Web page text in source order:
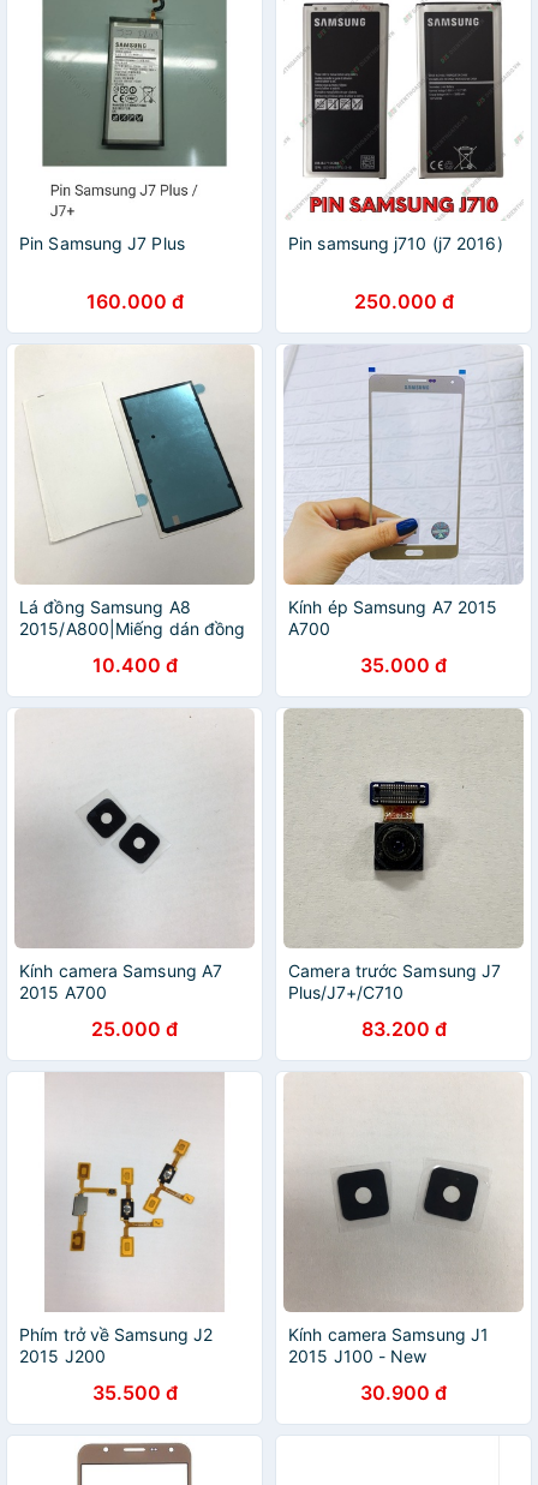
Pin Samsung J7 Plus
160.000 đ
Pin samsung j710 (j7 2016)
250.000 đ
Lá đồng Samsung A8
2015/A800|Miếng dán đồng
10.400 đ
Kính ép Samsung A7 2015
A700
35.000 đ
Kính camera Samsung A7
2015 A700
25.000 đ
Camera trước Samsung J7
Plus/J7+/C710
83.200 đ
Phím trở về Samsung J2
2015 J200
35.500 đ
Kính camera Samsung J1
2015 J100 - New
30.900 đ